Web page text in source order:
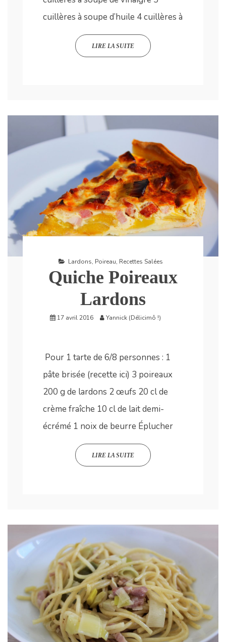
cuillères à soupe d’huile 4 cuillères à
LIRE LA SUITE
Lardons, Poireau, Recettes Salées
Quiche Poireaux
Lardons
17 avril 2016 Yannick (Délicimô !)
Pour 1 tarte de 6/8 personnes : 1
pâte brisée (recette ici) 3 poireaux
200 g de lardons 2 œufs 20 cl de
crème fraîche 10 cl de lait demi-
écrémé 1 noix de beurre Éplucher
LIRE LA SUITE